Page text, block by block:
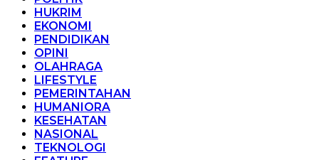
HUKRIM
EKONOMI
PENDIDIKAN
OPINI
OLAHRAGA
LIFESTYLE
PEMERINTAHAN
HUMANIORA
KESEHATAN
NASIONAL
TEKNOLOGI